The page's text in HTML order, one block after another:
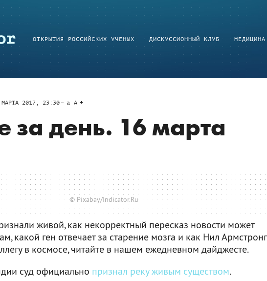
ОТКРЫТИЯ РОССИЙСКИХ УЧЕНЫХ ДИСКУССИОННЫЙ КЛУБ МЕДИЦИНА
МАРТА 2017, 23:30 a A
за день. 16 марта
© Pixabay/Indicator.Ru
живой, как некорректный пересказ новости может
какой ген отвечает за старение мозга и как Нил Армстронг
в космосе, читайте в нашем ежедневном дайджесте.
суд официально признал реку живым существом.